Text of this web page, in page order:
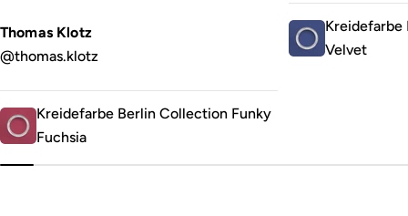
Thomas Klotz
@thomas.klotz
Kreidefarbe Berlin Collection Funky
Fuchsia
Kreidefarbe
Velvet